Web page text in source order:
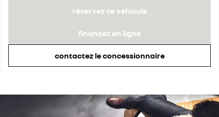
réservez ce véhicule
financez en ligne
contactez le concessionnaire